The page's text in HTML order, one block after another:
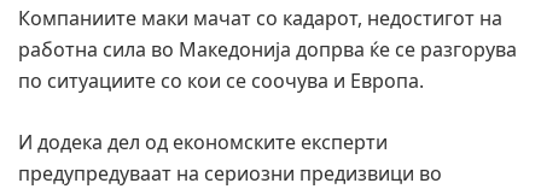
Компаниите маки мачат со кадарот, недостигот на
работна сила во Македонија допрва ќе се разгорува
по ситуациите со кои се соочува и Европа.
И додека дел од економските експерти
предупредуваат на сериозни предизвици во